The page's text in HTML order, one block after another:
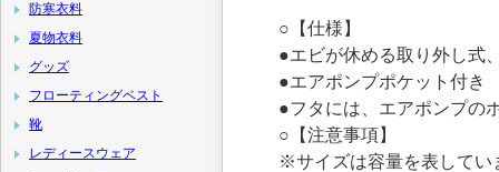
○【仕様】
●エビが休める取り外し式
●エアポンプポケット付き
●フタには、エアポンプの
○【注意事項】
※サイズは容量を表してい
防寒衣料
夏物衣料
グッズ
フローティングベスト
靴
レディースウェア